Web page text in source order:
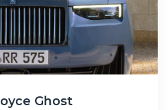
Ghost